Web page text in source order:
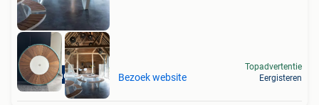
High-end Outlet Bezoek website
Topadvertentie
Eergisteren